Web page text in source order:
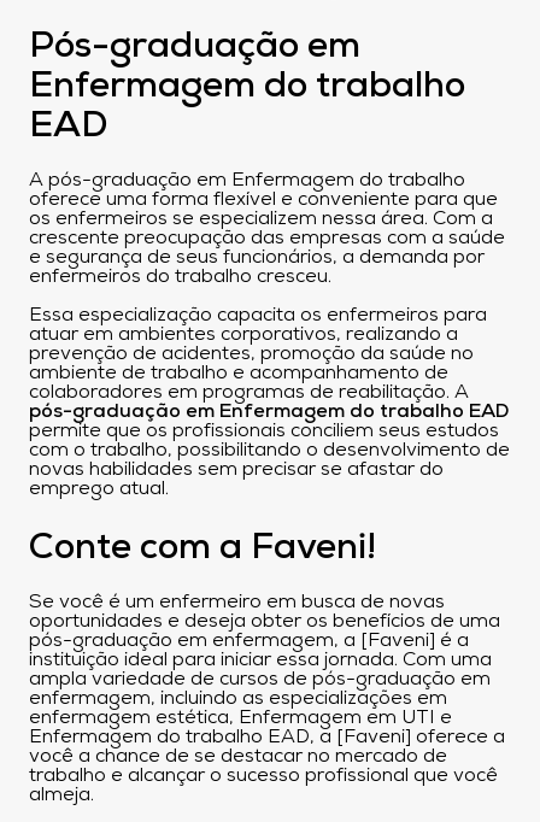
Pós-graduação em
Enfermagem do trabalho
EAD
A pós-graduação em Enfermagem do trabalho
oferece uma forma flexível e conveniente para que
os enfermeiros se especializem nessa área. Com a
crescente preocupação das empresas com a saúde
e segurança de seus funcionários, a demanda por
enfermeiros do trabalho cresceu.
Essa especialização capacita os enfermeiros para
atuar em ambientes corporativos, realizando a
prevenção de acidentes, promoção da saúde no
ambiente de trabalho e acompanhamento de
colaboradores em programas de reabilitação. A
pós-graduação em Enfermagem do trabalho EAD
permite que os profissionais conciliem seus estudos
com o trabalho, possibilitando o desenvolvimento de
novas habilidades sem precisar se afastar do
emprego atual.
Conte com a Faveni!
Se você é um enfermeiro em busca de novas
oportunidades e deseja obter os benefícios de uma
pós-graduação em enfermagem, a [Faveni] é a
instituição ideal para iniciar essa jornada. Com uma
ampla variedade de cursos de pós-graduação em
enfermagem, incluindo as especializações em
enfermagem estética, Enfermagem em UTI e
Enfermagem do trabalho EAD, a [Faveni] oferece a
você a chance de se destacar no mercado de
trabalho e alcançar o sucesso profissional que você
almeja.